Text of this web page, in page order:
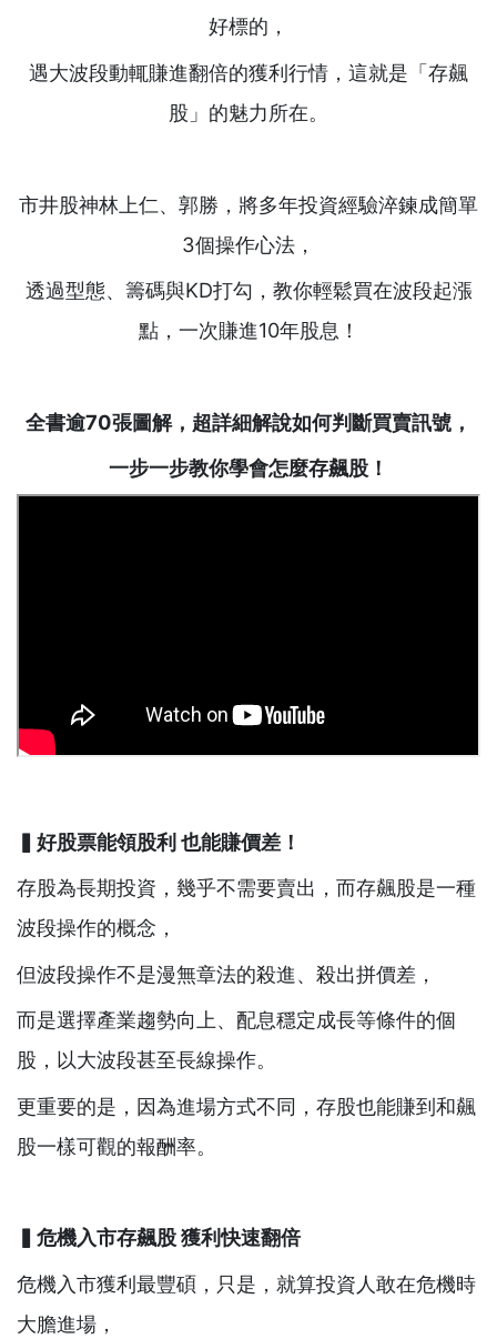
好標的，
遇大波段動輒賺進翻倍的獲利行情，這就是「存飆
股」的魅力所在。
市井股神林上仁、郭勝，將多年投資經驗淬鍊成簡單
3個操作心法，
透過型態、籌碼與KD打勾，教你輕鬆買在波段起漲
點，一次賺進10年股息！
全書逾70張圖解，超詳細解說如何判斷買賣訊號，
一步一步教你學會怎麼存飆股！
▍好股票能領股利 也能賺價差！
存股為長期投資，幾乎不需要賣出，而存飆股是一種
波段操作的概念，
但波段操作不是漫無章法的殺進、殺出拼價差，
而是選擇產業趨勢向上、配息穩定成長等條件的個
股，以大波段甚至長線操作。
更重要的是，因為進場方式不同，存股也能賺到和飆
股一樣可觀的報酬率。
▍危機入市存飆股獲利快速翻倍
危機入市獲利最豐碩，只是，就算投資人敢在危機時
大膽進場，